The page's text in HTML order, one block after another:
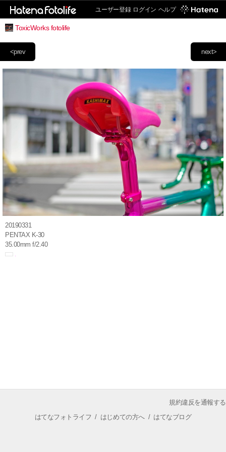
ユーザー登録 ログイン ヘルプ
ToxicWorks fotolife
next>
<prev
20190331
PENTAX K-30
35.00mm f/2.40
規約違反を通報する
はてなフォトライフ / はじめての方へ/ はてなブログ